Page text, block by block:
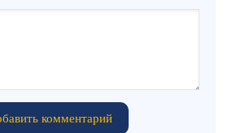
комментарий